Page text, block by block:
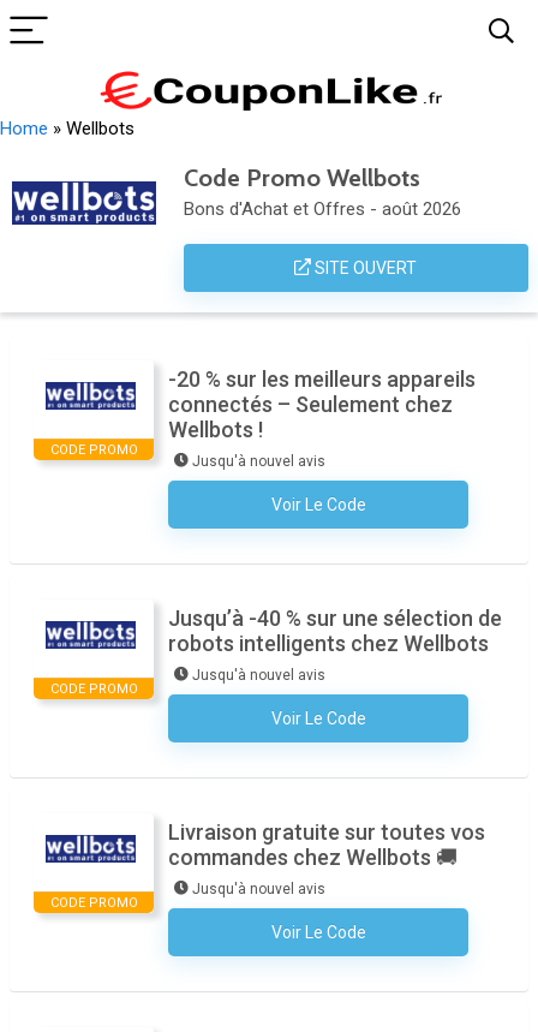
Home » Wellbots
Code Promo Wellbots
Bons d'Achat et Offres - août 2026
SITE OUVERT
CODE PROMO
-20 % sur les meilleurs appareils
connectés – Seulement chez
Wellbots !
Jusqu'à nouvel avis
Voir Le Code
Aucun Code N'est Nécessaire
CODE PROMO
Jusqu’à -40 % sur une sélection de
robots intelligents chez Wellbots
Jusqu'à nouvel avis
Voir Le Code
Aucun Code N'est Nécessaire
CODE PROMO
Livraison gratuite sur toutes vos
commandes chez Wellbots 🚚
Jusqu'à nouvel avis
Voir Le Code
Aucun Code N'est Nécessaire